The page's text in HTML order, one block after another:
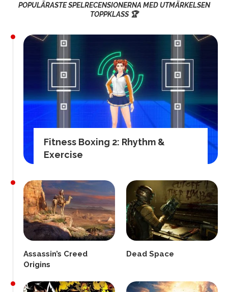
POPULÄRASTE SPELRECENSIONERNA MED UTMÄRKELSEN
TOPPKLASS 🏆
Fitness Boxing 2: Rhythm &
Exercise
Assassin’s Creed
Origins
Dead Space